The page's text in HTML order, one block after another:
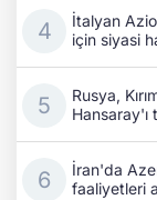
İtalyan
için siyasi
Rusya,
İran'da
faaliyetleri